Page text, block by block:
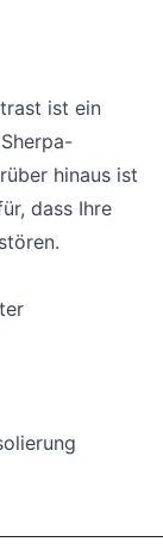
ist ein
hinaus ist
dass Ihre